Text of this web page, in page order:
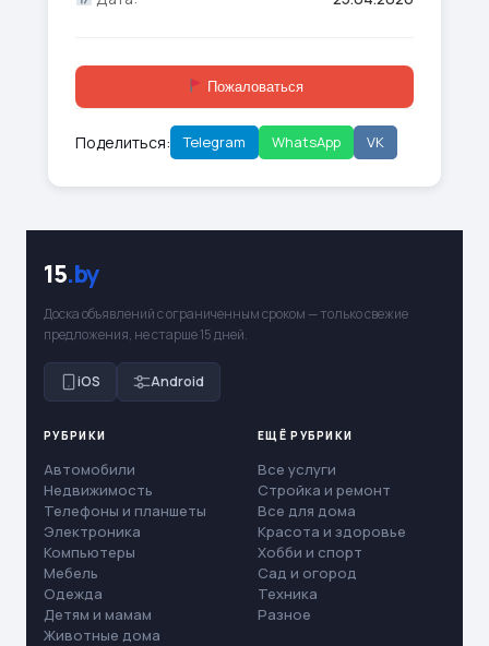
Пожаловаться
Поделиться: Telegram WhatsApp VK
15.by
Доска объявлений с ограниченным сроком — только свежие
предложения, не старше 15 дней.
iOS Android
РУБРИКИ
Автомобили
Недвижимость
Телефоны и планшеты
Электроника
Компьютеры
Мебель
Одежда
Детям и мамам
Животные дома
ЕЩЁ РУБРИКИ
Все услуги
Стройка и ремонт
Все для дома
Красота и здоровье
Хобби и спорт
Сад и огород
Техника
Разное